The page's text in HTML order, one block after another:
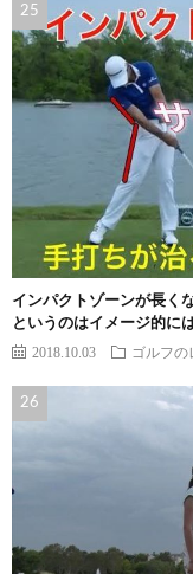
インパクトゾーンが長く
というのはイメージ的に
2018.10.03 ゴルフの